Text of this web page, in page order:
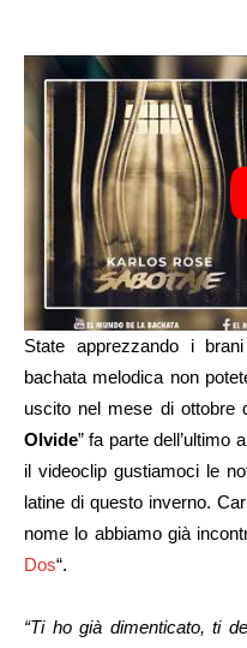
State apprezzando i
bachata melodica non
uscito nel mese di ottobre
Olvide” fa parte dell’ultimo
il videoclip gustiamoci le
latine di questo inverno.
nome lo abbiamo già
Dos“.
“Ti ho già dimenticato, ti